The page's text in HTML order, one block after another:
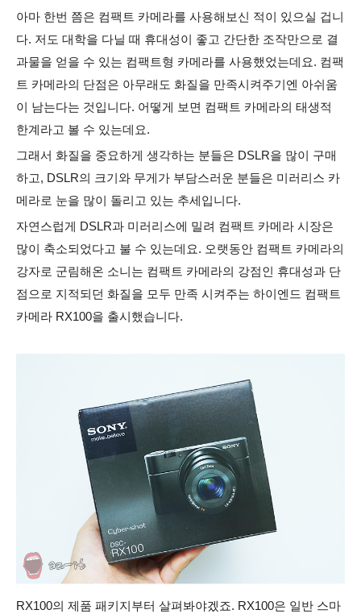
아마 한번 쯤은 컴팩트 카메라를 사용해보신 적이 있으실 겁니
다. 저도 대학을 다닐 때 휴대성이 좋고 간단한 조작만으로 결
과물을 얻을 수 있는 컴팩트형 카메라를 사용했었는데요. 컴팩
트 카메라의 단점은 아무래도 화질을 만족시켜주기엔 아쉬움
이 남는다는 것입니다. 어떻게 보면 컴팩트 카메라의 태생적
한계라고 볼 수 있는데요.
그래서 화질을 중요하게 생각하는 분들은 DSLR을 많이 구매
하고, DSLR의 크기와 무게가 부담스러운 분들은 미러리스 카
메라로 눈을 많이 돌리고 있는 추세입니다.
자연스럽게 DSLR과 미러리스에 밀려 컴팩트 카메라 시장은
많이 축소되었다고 불 수 있는데요. 오랫동안 컴팩트 카메라의
강자로 군림해온 소니는 컴팩트 카메라의 강점인 휴대성과 단
점으로 지적되던 화질을 모두 만족 시켜주는 하이엔드 컴팩트
카메라 RX100을 출시했습니다.
RX100의 제품 패키지부터 살펴봐야겠죠. RX100은 일반 스마